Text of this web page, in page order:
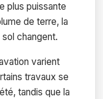
plus puissante
de terre, la
changent.
varient
travaux se
tandis que la